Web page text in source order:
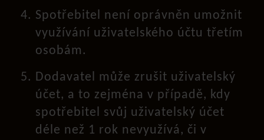
Spotřebitel není oprávněn umožnit
využívání uživatelského účtu třetím
osobám.
Dodavatel může zrušit uživatelský
účet, a to zejména v případě, kdy
spotřebitel svůj uživatelský účet
déle než 1 rok nevyužívá, či v